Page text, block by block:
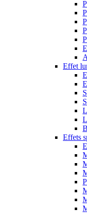
Effet
Effets